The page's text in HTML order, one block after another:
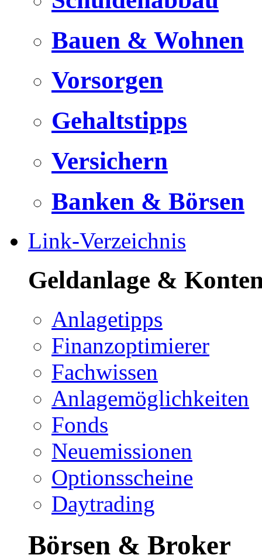
Bauen & Wohnen
Vorsorgen
Gehaltstipps
Versichern
Banken & Börsen
Link-Verzeichnis
Geldanlage &
Anlagetipps
Finanzoptimierer
Fachwissen
Anlagemöglichkeiten
Fonds
Neuemissionen
Optionsscheine
Daytrading
Börsen & Broker